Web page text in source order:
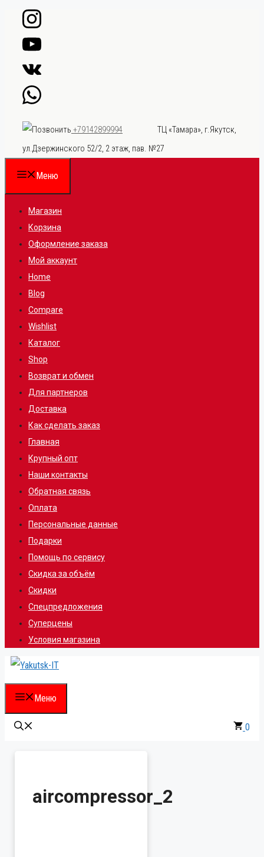
Перейти
содержимому
+79142899994
ТЦ «Тамара», г.Якутск,
ул.Дзержинского 52/2, 2 этаж, пав. №27
Меню
Магазин
Корзина
Оформление заказа
Мой аккаунт
Home
Blog
Compare
Wishlist
Каталог
Shop
Возврат и обмен
Для партнеров
Доставка
Как сделать заказ
Главная
Крупный опт
Наши контакты
Обратная связь
Оплата
Персональные данные
Подарки
Помощь по сервису
Скидка за объём
Скидки
Спецпредложения
Суперцены
Условия магазина
Меню
0
aircompressor_2